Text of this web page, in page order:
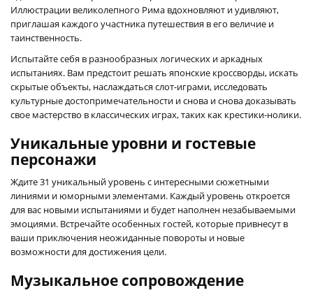
Иллюстрации великолепного Рима вдохновляют и удивляют,
приглашая каждого участника путешествия в его величие и
таинственность.
Испытайте себя в разнообразных логических и аркадных
испытаниях. Вам предстоит решать японские кроссворды, искать
скрытые объекты, наслаждаться слот-играми, исследовать
культурные достопримечательности и снова и снова доказывать
свое мастерство в классических играх, таких как крестики-нолики.
Уникальные уровни и гостевые
персонажи
Ждите 31 уникальный уровень с интересными сюжетными
линиями и юморными элементами. Каждый уровень откроется
для вас новыми испытаниями и будет наполнен незабываемыми
эмоциями. Встречайте особенных гостей, которые привнесут в
ваши приключения неожиданные повороты и новые
возможности для достижения цели.
Музыкальное сопровождение